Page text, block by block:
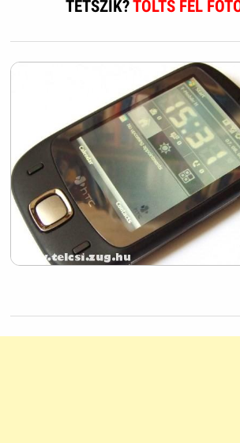
TETSZIK?TÖLTS FEL